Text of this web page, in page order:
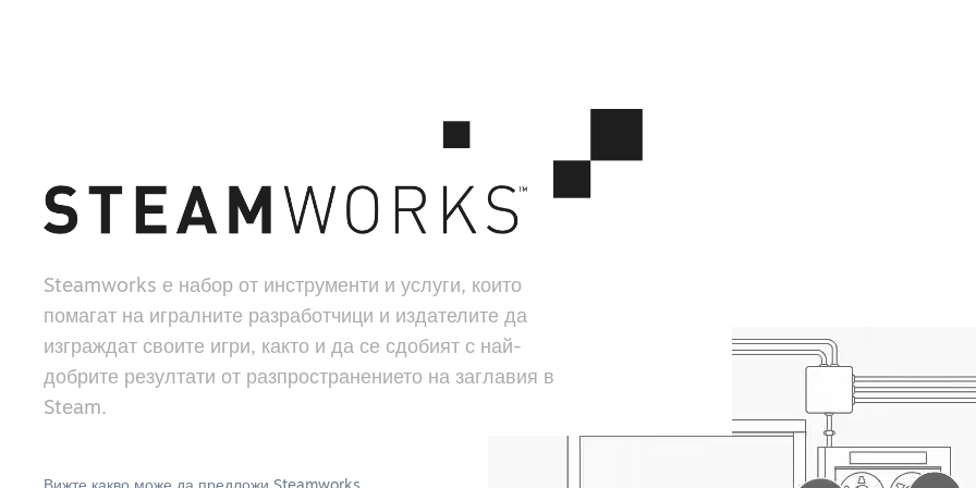
Steamworks е набор от инструменти и услуги, които
помагат на игралните разработчици и издателите да
изграждат своите игри, както и да се сдобият с най-
добрите резултати от разпространението на заглавия в
Steam.
Вижте какво може да предложи Steamworks